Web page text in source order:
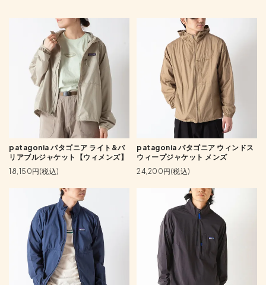
patagonia パタゴニア ライト&バ
リアブルジャケット【ウィメンズ】
18,150円(税込)
patagonia パタゴニア ウィンドス
ウィープジャケット メンズ
24,200円(税込)